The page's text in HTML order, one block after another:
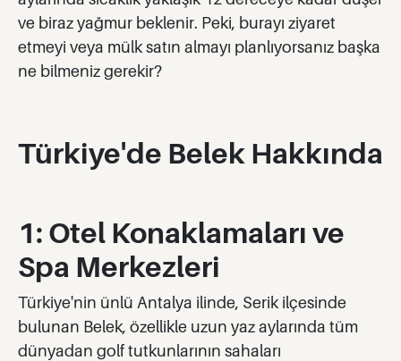
ve biraz yağmur beklenir. Peki, burayı ziyaret
etmeyi veya mülk satın almayı planlıyorsanız başka
ne bilmeniz gerekir?
Türkiye'de Belek Hakkında
1: Otel Konaklamaları ve
Spa Merkezleri
Türkiye'nin ünlü Antalya ilinde, Serik ilçesinde
bulunan Belek, özellikle uzun yaz aylarında tüm
dünyadan golf tutkunlarının sahaları